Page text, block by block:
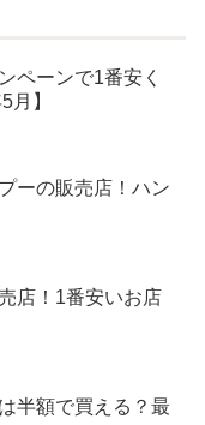
ペーンで1番安く
月】
ーの販売店！ハン
店！1番安いお店
半額で買える？最